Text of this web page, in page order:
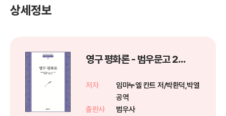
상세정보
영구 평화론 - 범우문고 275
저자
임마누엘 칸트 저/박환덕,박열
공역
출판사
범우사